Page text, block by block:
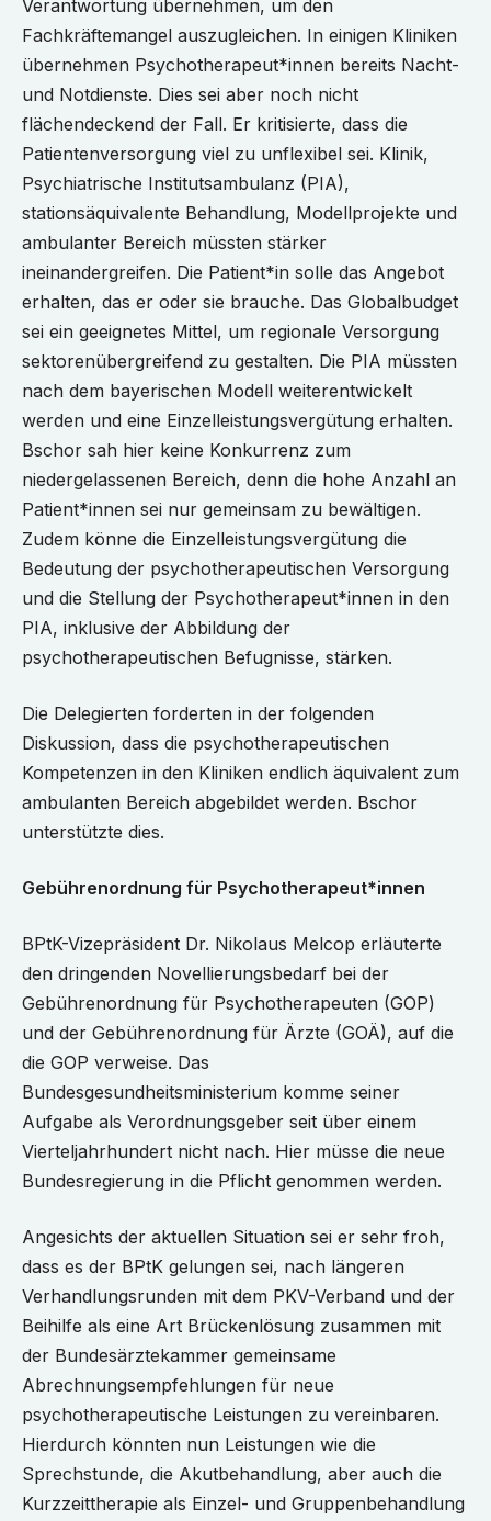
Verantwortung übernehmen, um den
Fachkräftemangel auszugleichen. In einigen Kliniken
übernehmen Psychotherapeut*innen bereits Nacht-
und Notdienste. Dies sei aber noch nicht
flächendeckend der Fall. Er kritisierte, dass die
Patientenversorgung viel zu unflexibel sei. Klinik,
Psychiatrische Institutsambulanz (PIA),
stationsäquivalente Behandlung, Modellprojekte und
ambulanter Bereich müssten stärker
ineinandergreifen. Die Patient*in solle das Angebot
erhalten, das er oder sie brauche. Das Globalbudget
sei ein geeignetes Mittel, um regionale Versorgung
sektorenübergreifend zu gestalten. Die PIA müssten
nach dem bayerischen Modell weiterentwickelt
werden und eine Einzelleistungsvergütung erhalten.
Bschor sah hier keine Konkurrenz zum
niedergelassenen Bereich, denn die hohe Anzahl an
Patient*innen sei nur gemeinsam zu bewältigen.
Zudem könne die Einzelleistungsvergütung die
Bedeutung der psychotherapeutischen Versorgung
und die Stellung der Psychotherapeut*innen in den
PIA, inklusive der Abbildung der
psychotherapeutischen Befugnisse, stärken.
Die Delegierten forderten in der folgenden
Diskussion, dass die psychotherapeutischen
Kompetenzen in den Kliniken endlich äquivalent zum
ambulanten Bereich abgebildet werden. Bschor
unterstützte dies.
Gebührenordnung für Psychotherapeut*innen
BPtK-Vizepräsident Dr. Nikolaus Melcop erläuterte
den dringenden Novellierungsbedarf bei der
Gebührenordnung für Psychotherapeuten (GOP)
und der Gebührenordnung für Ärzte (GOÄ), auf die
die GOP verweise. Das
Bundesgesundheitsministerium komme seiner
Aufgabe als Verordnungsgeber seit über einem
Vierteljahrhundert nicht nach. Hier müsse die neue
Bundesregierung in die Pflicht genommen werden.
Angesichts der aktuellen Situation sei er sehr froh,
dass es der BPtK gelungen sei, nach längeren
Verhandlungsrunden mit dem PKV-Verband und der
Beihilfe als eine Art Brückenlösung zusammen mit
der Bundesärztekammer gemeinsame
Abrechnungsempfehlungen für neue
psychotherapeutische Leistungen zu vereinbaren.
Hierdurch könnten nun Leistungen wie die
Sprechstunde, die Akutbehandlung, aber auch die
Kurzzeittherapie als Einzel- und Gruppenbehandlung